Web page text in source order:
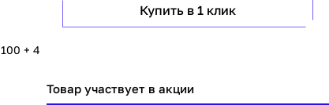
+ 4
Купить в 1 клик
Товар участвует в акции